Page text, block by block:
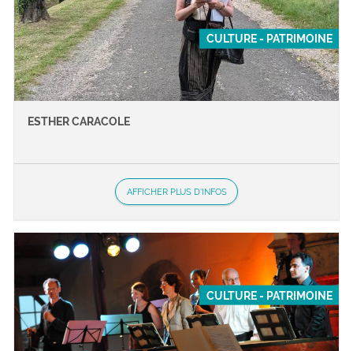
CULTURE - PATRIMOINE
ESTHER CARACOLE
AFFICHER PLUS D'INFOS
CULTURE - PATRIMOINE